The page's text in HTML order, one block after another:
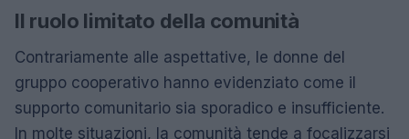
Il ruolo limitato della comunità
Contrariamente alle aspettative, le donne del
gruppo cooperativo hanno evidenziato come il
supporto comunitario sia sporadico e insufficiente.
In molte situazioni, la comunità tende a focalizzarsi